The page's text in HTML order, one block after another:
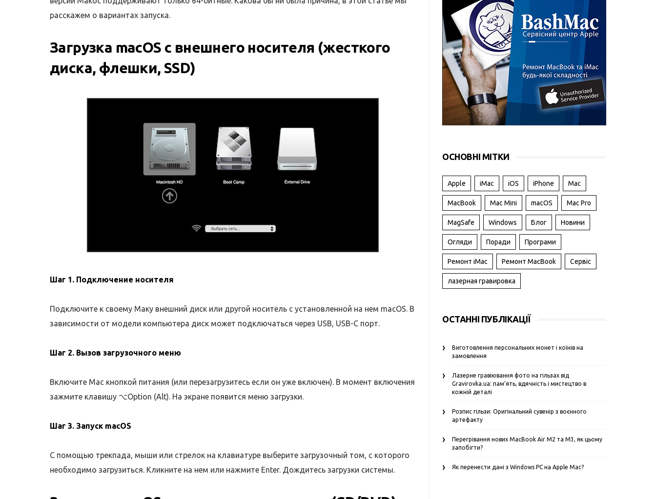
расскажем о вариантах запуска.
Загрузка macOS с внешнего носителя (жесткого
диска, флешки, SSD)
Шаг 1. Подключение носителя
Подключите к своему Маку внешний диск или другой носитель с установленной на нем macOS. В
зависимости от модели компьютера диск может подключаться через USB, USB-C порт.
Шаг 2. Вызов загрузочного меню
Включите Mac кнопкой питания (или перезагрузитесь если он уже включен). В момент включения
зажмите клавишу ⌥Option (Alt). На экране появится меню загрузки.
Шаг 3. Запуск macOS
С помощью трекпада, мыши или стрелок на клавиатуре выберите загрузочный том, с которого
необходимо загрузиться. Кликните на нем или нажмите Enter. Дождитесь загрузки системы.
ОСНОВНІ МІТКИ
Apple iMac iOS iPhone Mac
MacBook Mac Mini macOS Mac Pro
MagSafe Windows Блог Новини
Огляди Поради Програми
Ремонт iMac Ремонт MacBook Сервіс
лазерная гравировка
ОСТАННІ ПУБЛІКАЦІЇ
Виготовлення персональних монет і коїнів на
замовлення
Лазерне гравіювання фото на гільзах від
Gravirovka.ua: пам’ять, вдячність і мистецтво в
кожній деталі
Розпис гільзи: Оригінальний сувенір з воєнного
артефакту
Перегрівання нових MacBook Air M2 та M3, як цьому
запобігти?
Як перенести дані з Windows PC на Apple Mac?